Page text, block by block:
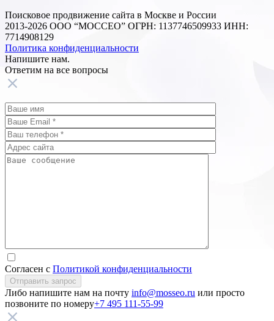
Поисковое продвижение сайта в Москве и России
2013-2026 ООО “МОССЕО” ОГРН: 1137746509933 ИНН:
7714908129
Политика конфиденциальности
Напишите нам.
Ответим на все вопросы
Согласен с Политикой конфиденциальности
Отправить запрос
Либо напишите нам на почту info@mosseo.ru или просто
позвоните по номеру+7 495 111-55-99